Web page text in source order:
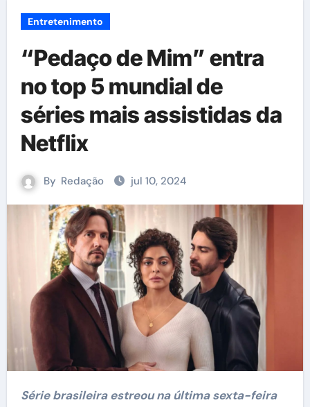
Entretenimento
“Pedaço de Mim” entra
no top 5 mundial de
séries mais assistidas da
Netflix
By Redação jul 10, 2024
Série brasileira estreou na última sexta-feira